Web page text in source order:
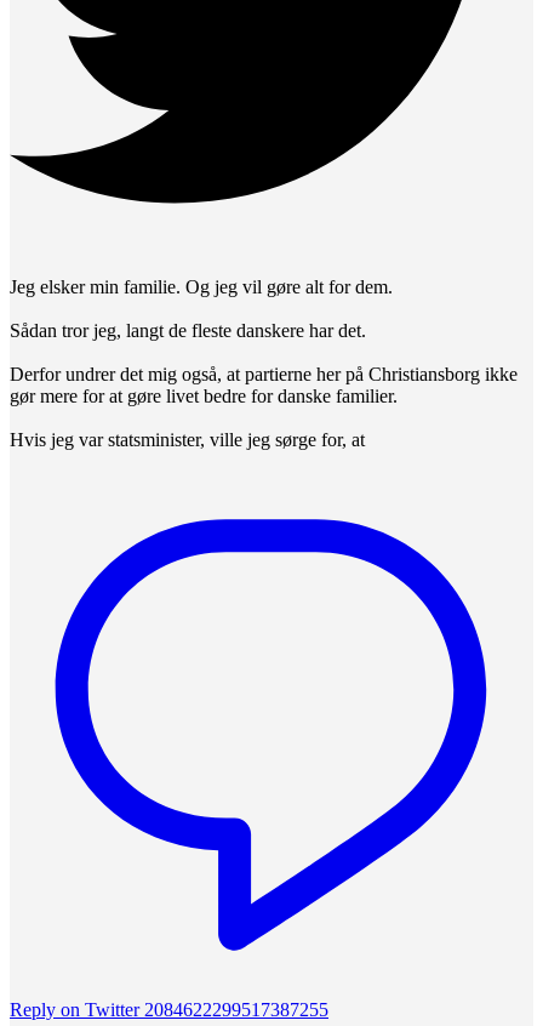
Jeg elsker min familie. Og jeg vil gøre alt for dem.
Sådan tror jeg, langt de fleste danskere har det.
Derfor undrer det mig også, at partierne her på Christiansborg ikke
gør mere for at gøre livet bedre for danske familier.
Hvis jeg var statsminister, ville jeg sørge for, at
Reply on Twitter 2084622299517387255